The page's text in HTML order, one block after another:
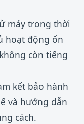
máy trong thời
hoạt động ổn
còn tiếng
kết bảo hành
và hướng dẫn
cách.